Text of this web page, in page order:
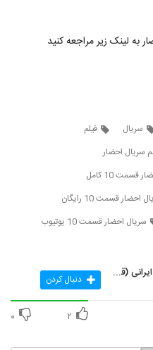
سریال
فیلم
احضار
قسمت 10 کامل
احضار قسمت 10 رایگان
سریال احضار قسمت 10 یوتیوب
دانلود فیلم و سریال ایرانی جدید ایرانی (قانونی) دنبال کردن
۲ ۰